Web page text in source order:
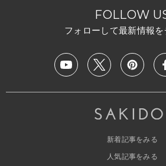
FOLLOW
フォローして最新情報を
新着記事をみる
人気記事をみる